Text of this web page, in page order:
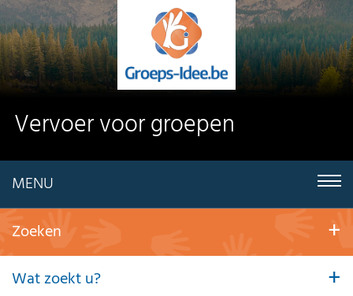
Vervoer voor groepen
MENU
Zoeken
Wat zoekt u?